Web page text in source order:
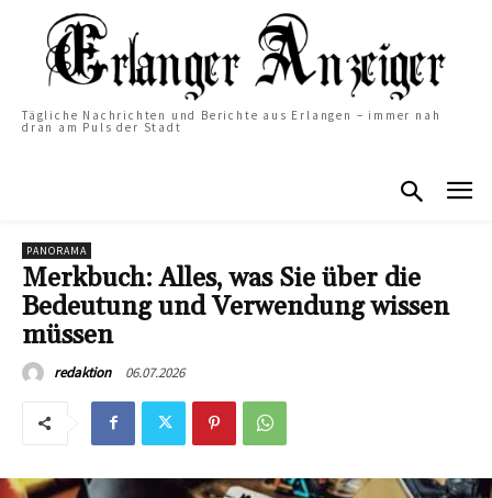
Tägliche Nachrichten und Berichte aus Erlangen – immer nah
dran am Puls der Stadt
PANORAMA
Merkbuch: Alles, was Sie über die
Bedeutung und Verwendung wissen
müssen
redaktion 06.07.2026